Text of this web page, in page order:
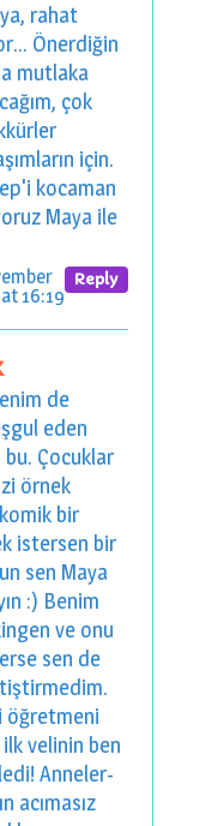
rahat
Önerdiğin
mutlaka
çok
için.
kocaman
Maya ile
Reply
16:19
de
eden
Çocuklar
örnek
bir
istersen bir
sen Maya
:) Benim
ve onu
sen de
öğretmeni
velinin ben
Anneler-
acımasız